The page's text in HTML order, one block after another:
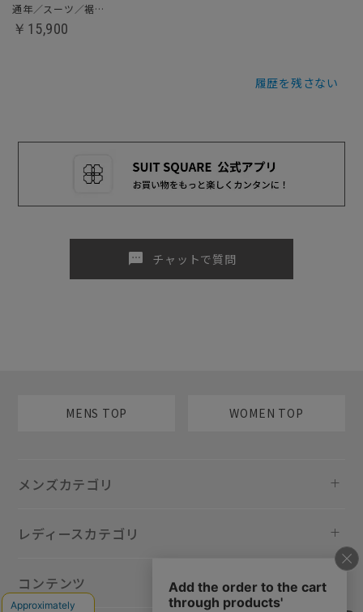
通年／スーツ／裾上げ済み
￥15,900
履歴を残さない
sms チャットで質問
MENS TOP WOMEN TOP
メンズカテゴリ
レディースカテゴリ
コンテンツ